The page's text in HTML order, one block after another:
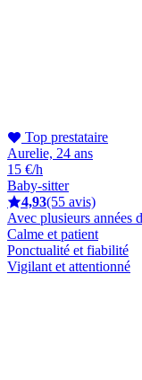
Top prestataire
Aurelie, 24 ans
15 €/h
Baby-sitter
4,93(55 avis)
Avec plusieurs années
Calme et patient
Ponctualité et fiabilité
Vigilant et attentionné